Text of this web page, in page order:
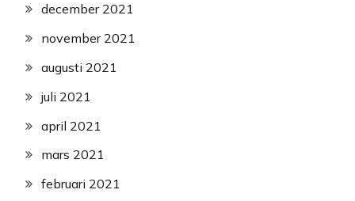
december 2021
november 2021
augusti 2021
juli 2021
april 2021
mars 2021
februari 2021